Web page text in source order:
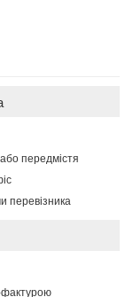
передмістя
перевізника